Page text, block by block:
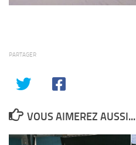
PARTAGER
VOUS AIMEREZ AUSSI...